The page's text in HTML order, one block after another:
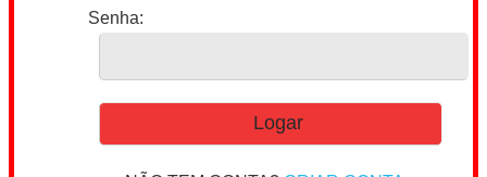
Senha: